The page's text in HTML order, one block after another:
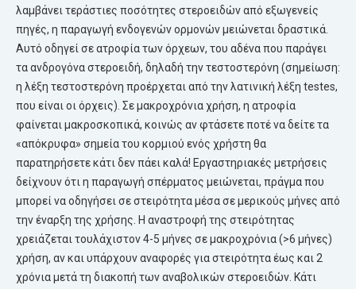
λαμβάνει τεράστιες ποσότητες στεροειδών από εξωγενείς
πηγές, η παραγωγή ενδογενών ορμονών μειώνεται δραστικά.
Αυτό οδηγεί σε ατροφία των όρχεων, του αδένα που παράγει
τα ανδρογόνα στεροειδή, δηλαδή την τεστοστερόνη (σημείωση:
η λέξη τεστοστερόνη προέρχεται από την λατινική λέξη testes,
που είναι οι όρχεις). Σε μακροχρόνια χρήση, η ατροφία
φαίνεται μακροσκοπικά, κοινώς αν φτάσετε ποτέ να δείτε τα
«απόκρυφα» σημεία του κορμιού ενός χρήστη θα
παρατηρήσετε κάτι δεν πάει καλά! Εργαστηριακές μετρήσεις
δείχνουν ότι η παραγωγή σπέρματος μειώνεται, πράγμα που
μπορεί να οδηγήσει σε στειρότητα μέσα σε μερικούς μήνες από
την έναρξη της χρήσης. Η αναστροφή της στειρότητας
χρειάζεται τουλάχιστον 4-5 μήνες σε μακροχρόνια (>6 μήνες)
χρήση, αν και υπάρχουν αναφορές για στειρότητα έως και 2
χρόνια μετά τη διακοπή των αναβολικών στεροειδών. Κάτι